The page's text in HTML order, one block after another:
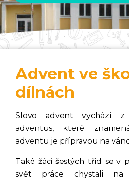
Advent ve
dílnách
Slovo advent vychází z
adventus, které
adventu je přípravou na
Také žáci šestých tříd se v
svět práce chystali na